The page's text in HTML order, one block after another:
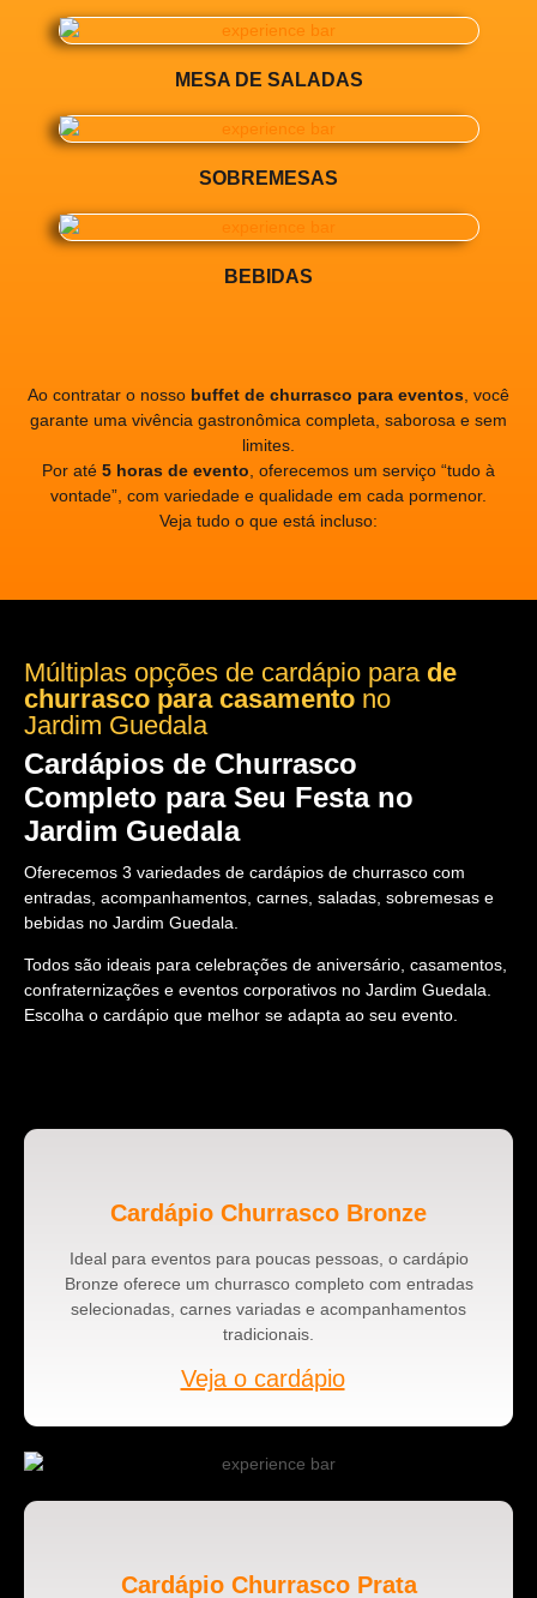
MESA DE SALADAS
SOBREMESAS
BEBIDAS
Ao contratar o nosso buffet de churrasco para eventos , você
garante uma vivência gastronômica completa, saborosa e sem
limites.
Por até 5 horas de evento , oferecemos um serviço “tudo à
vontade”, com variedade e qualidade em cada pormenor.
Veja tudo o que está incluso:
Múltiplas opções de cardápio para de
churrasco para casamento no
Jardim Guedala
Cardápios de Churrasco
Completo para Seu Festa no
Jardim Guedala
Oferecemos 3 variedades de cardápios de churrasco com
entradas, acompanhamentos, carnes, saladas, sobremesas e
bebidas no Jardim Guedala.
Todos são ideais para celebrações de aniversário, casamentos,
confraternizações e eventos corporativos no Jardim Guedala.
Escolha o cardápio que melhor se adapta ao seu evento.
Cardápio Churrasco Bronze
Ideal para eventos para poucas pessoas, o cardápio
Bronze oferece um churrasco completo com entradas
selecionadas, carnes variadas e acompanhamentos
tradicionais.
Veja o cardápio
Cardápio Churrasco Prata